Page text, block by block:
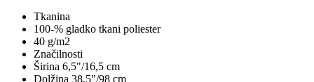
Tkanina
100-% gladko tkani poliester
40 g/m2
Značilnosti
Širina 6,5"/16,5 cm
Dolžina 38,5"/98 cm